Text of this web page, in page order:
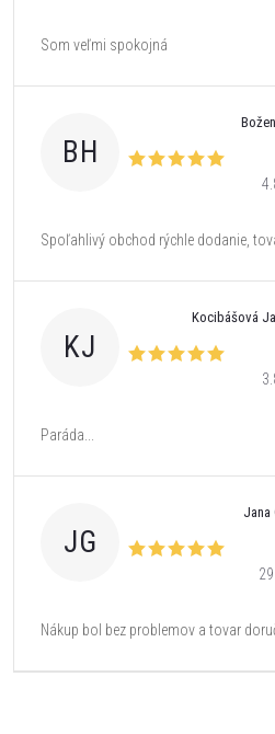
Som veľmi spokojná
BH
Spoľahlivý obchod rýchle dodanie,
KJ
Kocibášová
Paráda...
JG
Jana
Nákup bol bez problemov a tovar